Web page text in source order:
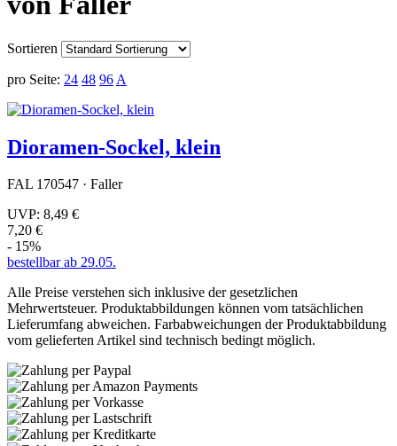
Sortieren
pro Seite: 24 48 96 A
Dioramen-Sockel, klein
FAL 170547 · Faller
UVP: 8,49 €
7,20 €
- 15%
bestellbar ab 29.05.
Alle Preise verstehen sich inklusive der gesetzlichen
Mehrwertsteuer. Produktabbildungen können vom tatsächlichen
Lieferumfang abweichen. Farbabweichungen der Produktabbildung
vom gelieferten Artikel sind technisch bedingt möglich.